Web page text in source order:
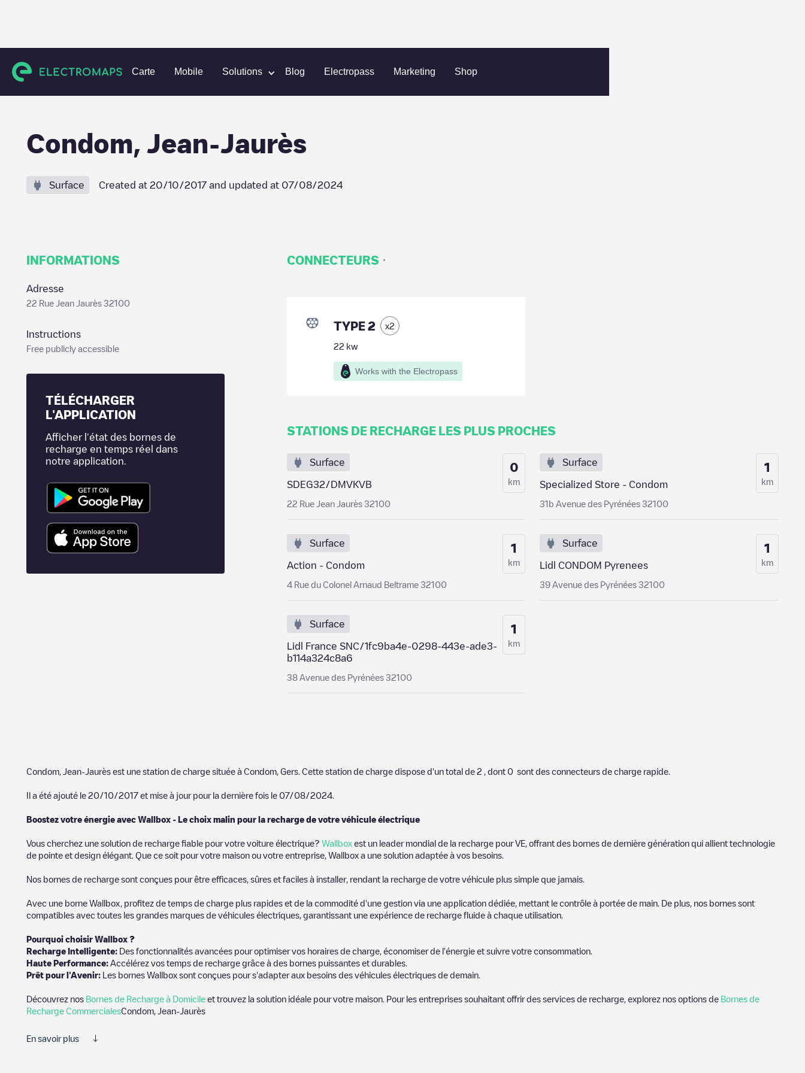
Carte Mobile Solutions Blog Electropass Marketing Shop
Charging stations France Gers Condom Condom, Jean-Jaurès
Condom, Jean-Jaurès
Surface Created at 20/10/2017 and updated at 07/08/2024
INFORMATIONS
Adresse
22 Rue Jean Jaurès 32100
Instructions
Free publicly accessible
TÉLÉCHARGER
L'APPLICATION
Afficher l'état des bornes de
recharge en temps réel dans
notre application.
CONNECTEURS ·
TYPE 2 x2
22 kw
Works with the Electropass
STATIONS DE RECHARGE LES PLUS PROCHES
Surface
SDEG32/DMVKVB
22 Rue Jean Jaurès 32100
0
km
Surface
Specialized Store - Condom
31b Avenue des Pyrénées 32100
1
km
Surface
Action - Condom
4 Rue du Colonel Arnaud Beltrame 32100
1
km
Surface
Lidl CONDOM Pyrenees
39 Avenue des Pyrénées 32100
1
km
Surface
Lidl France SNC/1fc9ba4e-0298-443e-ade3-
b114a324c8a6
38 Avenue des Pyrénées 32100
1
km
Condom, Jean-Jaurès est une station de charge située à Condom Gers . Cette station de charge dispose d'un total de 2 , dont 0 sont des connecteurs de charge rapide.
Il a été ajouté le 20/10/2017 et mise à jour pour la dernière fois le 07/08/2024
Boostez votre énergie avec Wallbox - Le choix malin pour la recharge de votre véhicule électrique
Vous cherchez une solution de recharge fiable pour votre voiture électrique? Wallbox est un leader mondial de la recharge pour VE, offrant des bornes de dernière génération qui allient technologie
de pointe et design élégant. Que ce soit pour votre maison ou votre entreprise, Wallbox a une solution adaptée à vos besoins.
Nos bornes de recharge sont conçues pour être efficaces, sûres et faciles à installer, rendant la recharge de votre véhicule plus simple que jamais.
Avec une borne Wallbox, profitez de temps de charge plus rapides et de la commodité d'une gestion via une application dédiée, mettant le contrôle à portée de main. De plus, nos bornes sont
compatibles avec toutes les grandes marques de véhicules électriques, garantissant une expérience de recharge fluide à chaque utilisation.
Pourquoi choisir Wallbox ?
Recharge Intelligente: Des fonctionnalités avancées pour optimiser vos horaires de charge, économiser de l'énergie et suivre votre consommation.
Haute Performance: Accélérez vos temps de recharge grâce à des bornes puissantes et durables.
Prêt pour l'Avenir:
Les bornes Wallbox sont conçues pour s'adapter aux besoins des véhicules électriques de demain.
Découvrez nos Bornes de Recharge à Domicile et trouvez la solution idéale pour votre maison. Pour les entreprises souhaitant offrir des services de recharge, explorez nos options de Bornes de
Recharge CommercialesCondom, Jean-Jaurès
En savoir plus